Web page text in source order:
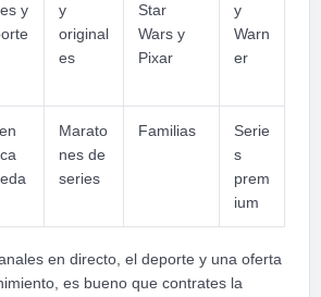
y
y
original
es
Star
Wars y
Pixar
y
Warn
er
Marato
nes de
series
Familias
Serie
s
prem
ium
en directo, el deporte y una oferta
es bueno que contrates la